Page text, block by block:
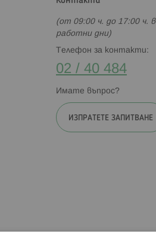
(от 09:00 ч. до 17:00 ч. в
работни дни)
Телефон за контакти:
02 / 40 484
Имате въпрос?
ИЗПРАТЕТЕ ЗАПИТВАНЕ